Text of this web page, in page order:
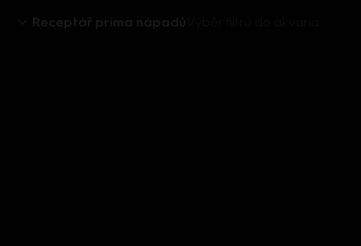
Receptář prima nápadů